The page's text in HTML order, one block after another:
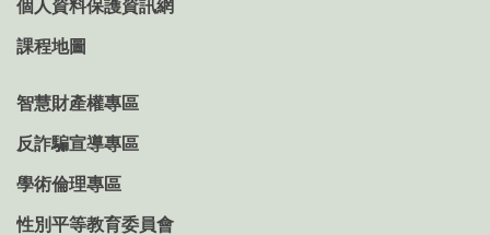
個人資料保護資訊網
課程地圖
智慧財產權專區
反詐騙宣導專區
學術倫理專區
性別平等教育委員會